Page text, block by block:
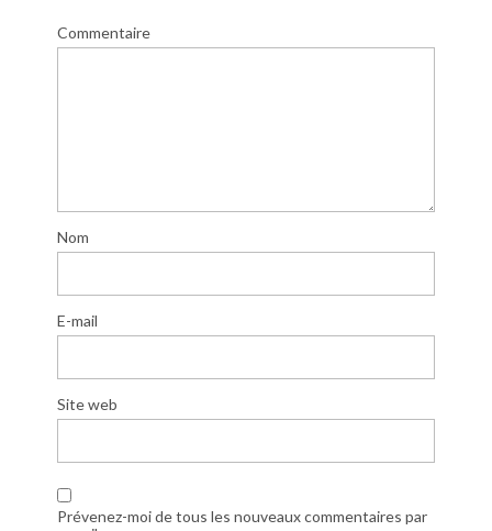
Commentaire
Nom
E-mail
Site web
Prévenez-moi de tous les nouveaux commentaires par